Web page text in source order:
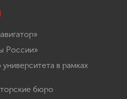
России»
в рамках
бюро